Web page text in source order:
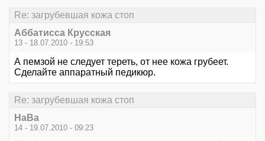
Re: загрубевшая кожа стоп
Аббатисса Крусская
13 - 18.07.2010 - 19:53
А пемзой не следует тереть, от нее кожа грубеет.
Сделайте аппаратный педикюр.
Re: загрубевшая кожа стоп
НаВа
14 - 19.07.2010 - 09:23